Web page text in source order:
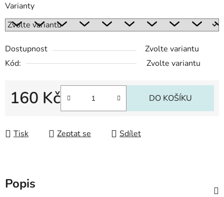
Varianty
Dostupnost
Zvolte variantu
Kód:
Zvolte variantu
160 Kč DO KOŠÍKU
Tisk Zeptat se Sdílet
Popis